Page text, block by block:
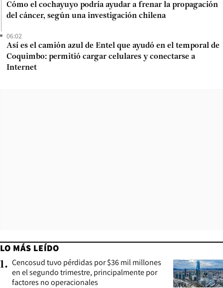
Cómo el cochayuyo podría ayudar a frenar la propagación
del cáncer, según una investigación chilena
06:02
Así es el camión azul de Entel que ayudó en el temporal de
Coquimbo: permitió cargar celulares y conectarse a
Internet
LO MÁS LEÍDO
1. Cencosud tuvo pérdidas por $36 mil millones
en el segundo trimestre, principalmente por
factores no operacionales